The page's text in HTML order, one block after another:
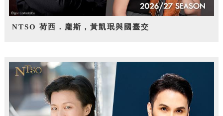
NTSO 荷西．龐斯，黃凱珉與國臺交